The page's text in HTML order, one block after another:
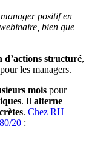
positif en
bien que
d’actions structuré,
pour les managers.
mois pour
. Il alterne
. Chez RH
20 :